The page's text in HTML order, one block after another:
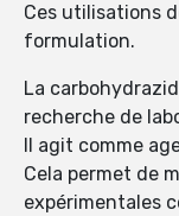
Ces utilisations
formulation.
La
recherche de
Il agit comme
Cela permet de
expérimentales